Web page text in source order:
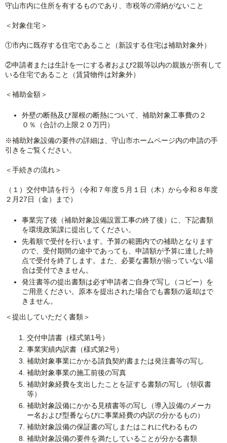
守山市内に住所を有するものであり、市税等の滞納がないこと
＜対象住宅＞
①市内に既存する住宅であること（新設する住宅は補助対象外）
②申請者または生計を一にする者および2親等以内の親族が所有して
いる住宅であること（賃貸物件は対象外）
＜補助金額＞
外壁の断熱及び屋根の断熱について、補助対象工事費の２
０％（合計の上限２０万円）
※補助対象設備の要件の詳細は、守山市ホームページ内の申請の手
引きをご覧ください。
＜手続きの流れ＞
（１）交付申請を行う（令和７年度５月１日（木）から令和８年度
２月27日（金）まで）
事業完了後（補助対象設備設置工事の終了後）に、下記書類
を環境政策課に提出してください。
先着順で受付を行います。予算の範囲内での補助となります
ので、受付期間の途中であっても、申請額が予算に達した時
点で受付を終了します。また、必要な書類が揃っていない場
合は受付できません。
発注書等の提出書類は必ず申請者ご自身で写し（コピー）を
ご用意ください。原本を提出された場合でも書類の返却はで
きません。
＜提出していただく書類＞
交付申請書（様式第1号）
事業実績内訳書（様式第2号）
補助対象事業にかかる請負契約書または発注書等の写し
補助対象事業の施工前後の写真
補助対象経費を支出したことを証する書類の写し（領収書
等）
補助対象設備にかかる見積書等の写し（導入設備のメーカ
ー名および型番ならびに事業経費の内訳の分かるもの）
補助対象設備の保証書の写しまたはこれに代わるもの
補助対象設備の要件を満たしていることが分かる書類